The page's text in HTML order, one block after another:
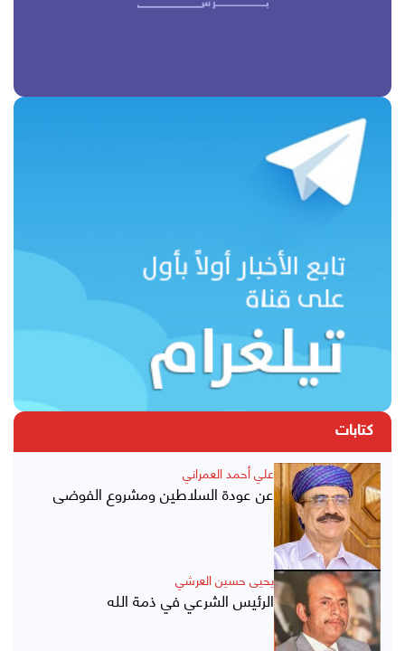
كتابات
علي أحمد العمراني
عن عودة السلاطين ومشروع الفوضى
يحيى حسين العرشي
الرئيس الشرعي في ذمة الله